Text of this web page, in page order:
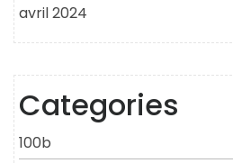
avril 2024
Categories
100b